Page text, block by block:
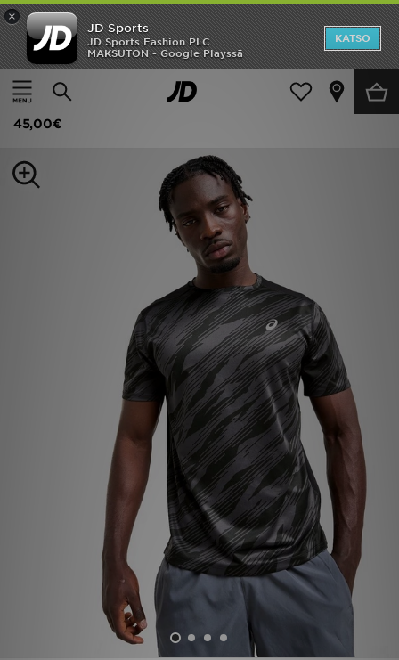
×
JD Sports
JD Sports Fashion PLC
MAKSUTON - Google Playssä
KATSO
Etusivu
Miehet Miesten vaatteet T-paidat
ASICS T-paita Miehet
45,00€
Etusivu
Ale
Miehet
Lataa JD-sovellus
Minun viestini
Asiakaspalvelu ja tietoa